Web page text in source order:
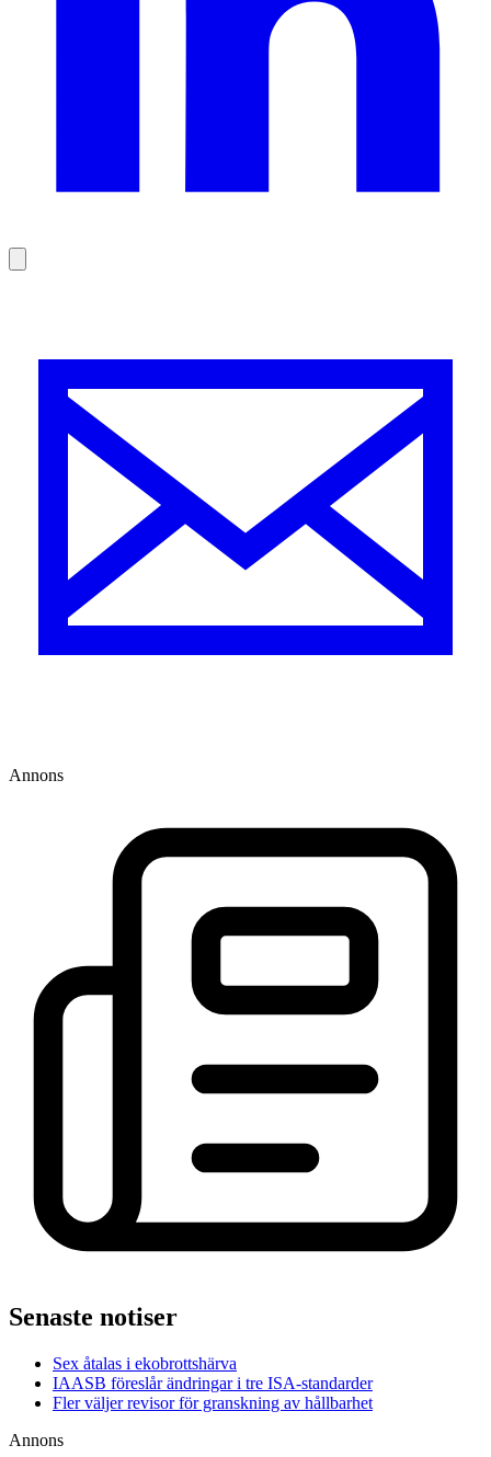
Annons
Senaste notiser
Sex åtalas i ekobrottshärva
IAASB föreslår ändringar i tre ISA-standarder
Fler väljer revisor för granskning av hållbarhet
Annons